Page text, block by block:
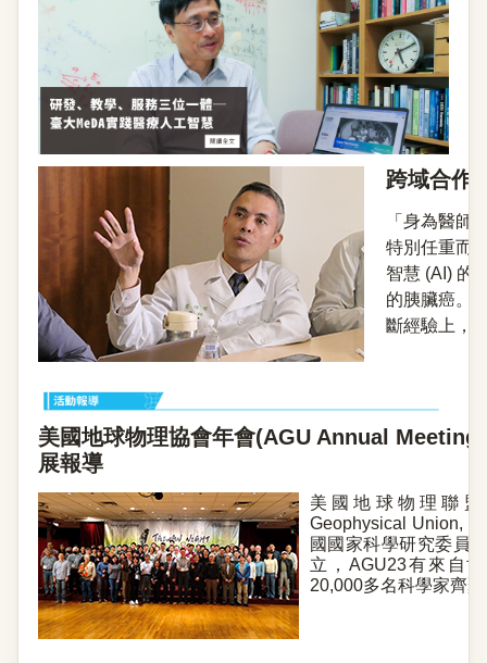
跨域合作
「身為醫師
特別任重而
智慧 (AI) 的
的胰臟癌。
斷經驗上，
美國地球物理協會年會(AGU Annual Meeting
展報導
美國地球物理聯盟
Geophysical Union,
國國家科學研究委員
立，AGU23有來自
20,000多名科學家齊